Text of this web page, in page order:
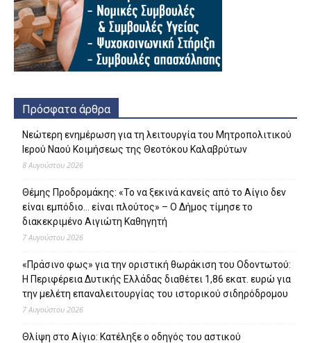
Πρόσφατα άρθρα
Νεώτερη ενημέρωση για τη λειτουργία του Μητροπολιτικού
Ιερού Ναού Κοιμήσεως της Θεοτόκου Καλαβρύτων
8 Αυγούστου 2026
Θέμης Προδρομάκης: «Το να ξεκινά κανείς από το Αίγιο δεν
είναι εμπόδιο… είναι πλούτος» – O Δήμος τίμησε το
διακεκριμένο Αιγιώτη Καθηγητή
7 Αυγούστου 2026
«Πράσινο φως» για την οριστική θωράκιση του Οδοντωτού:
Η Περιφέρεια Δυτικής Ελλάδας διαθέτει 1,86 εκατ. ευρώ για
την μελέτη επαναλειτουργίας του ιστορικού σιδηρόδρομου
7 Αυγούστου 2026
Θλίψη στο Αίγιο: Κατέληξε ο οδηγός του αστικού